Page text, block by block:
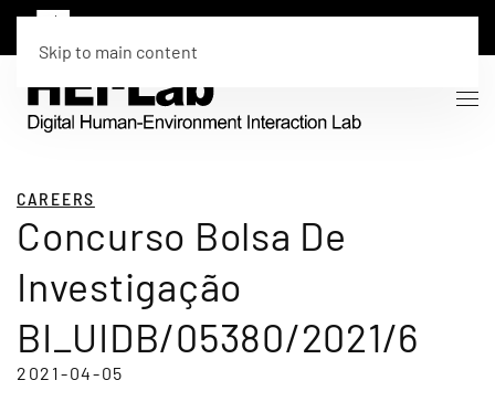
Skip to main content
CAREERS
Concurso Bolsa De
Investigação
BI_UIDB/05380/2021/6
2021-04-05